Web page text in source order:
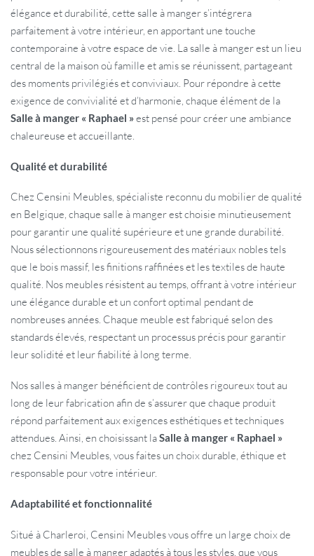
élégance et durabilité, cette salle à manger s’intégrera
parfaitement à votre intérieur, en apportant une touche
contemporaine à votre espace de vie. La salle à manger est un lieu
central de la maison où famille et amis se réunissent, partageant
des moments privilégiés et conviviaux. Pour répondre à cette
exigence de convivialité et d’harmonie, chaque élément de la
Salle à manger « Raphael »est pensé pour créer une ambiance
chaleureuse et accueillante.
Qualité et durabilité
Chez Censini Meubles, spécialiste reconnu du mobilier de qualité
en Belgique, chaque salle à manger est choisie minutieusement
pour garantir une qualité supérieure et une grande durabilité.
Nous sélectionnons rigoureusement des matériaux nobles tels
que le bois massif, les finitions raffinées et les textiles de haute
qualité. Nos meubles résistent au temps, offrant à votre intérieur
une élégance durable et un confort optimal pendant de
nombreuses années. Chaque meuble est fabriqué selon des
standards élevés, respectant un processus précis pour garantir
leur solidité et leur fiabilité à long terme.
Nos salles à manger bénéficient de contrôles rigoureux tout au
long de leur fabrication afin de s’assurer que chaque produit
répond parfaitement aux exigences esthétiques et techniques
attendues. Ainsi, en choisissant laSalle à manger « Raphael »
chez Censini Meubles, vous faites un choix durable, éthique et
responsable pour votre intérieur.
Adaptabilité et fonctionnalité
Situé à Charleroi, Censini Meubles vous offre un large choix de
meubles de salle à manger adaptés à tous les styles, que vous